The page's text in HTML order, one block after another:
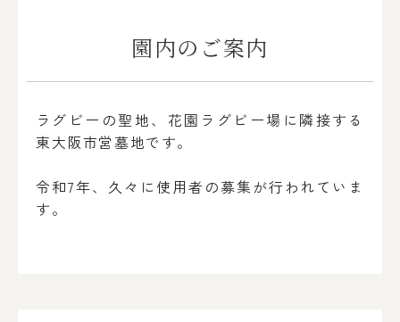
園内のご案内
ラグビーの聖地、花園ラグビー場に隣接する
東大阪市営墓地です。
令和7年、久々に使用者の募集が行われていま
す。